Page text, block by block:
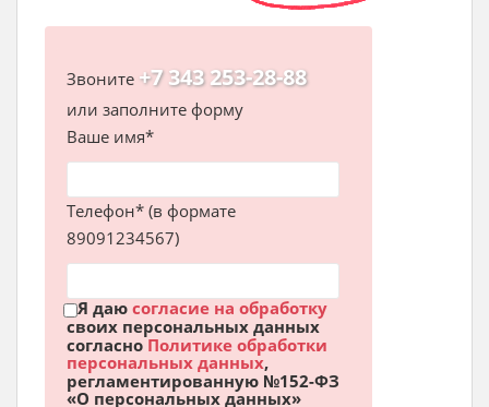
Звоните +7 343 253-28-88
или заполните форму
Ваше имя*
Телефон* (в формате
89091234567)
Я даю согласие на обработку
своих персональных данных
согласно Политике обработки
персональных данных,
регламентированную №152-ФЗ
«О персональных данных»